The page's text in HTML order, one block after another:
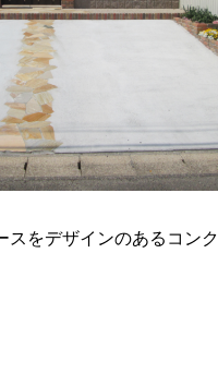
スをデザインのあるコン